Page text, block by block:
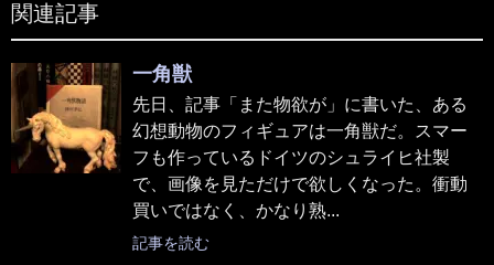
関連記事
一角獣
先日、記事「また物欲が」に書いた、ある
幻想動物のフィギュアは一角獣だ。スマー
フも作っているドイツのシュライヒ社製
で、画像を見ただけで欲しくなった。衝動
買いではなく、かなり熟...
記事を読む